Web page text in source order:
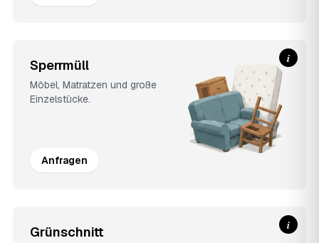
Sperrmüll
Möbel, Matratzen und große
Einzelstücke.
Anfragen
i
Grünschnitt i